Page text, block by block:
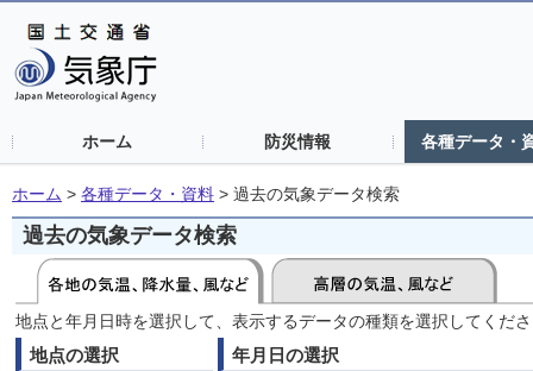
ホーム 防災情報 各種データ・
ホーム > 各種データ・資料 > 過去の気象データ検索
過去の気象データ検索
地点と年月日時を選択して、表示するデータの種類を選択してくだ
地点の選択 年月日の選択